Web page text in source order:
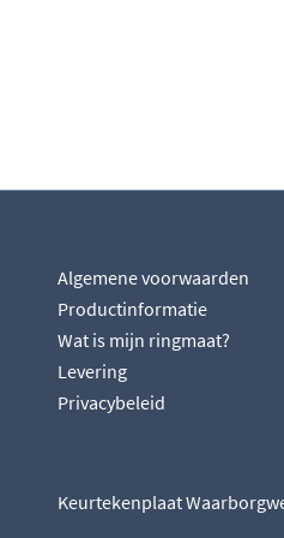
Algemene voorwaarden
Productinformatie
Wat is mijn ringmaat?
Levering
Privacybeleid
Keurtekenplaat